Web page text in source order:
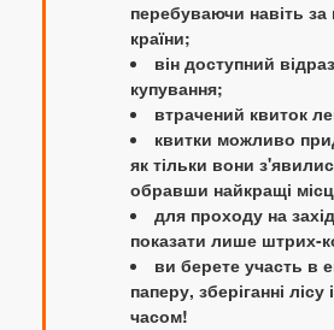
перебуваючи навіть
країни;
він доступний
купування;
втрачений квиток
квитки можливо
як тільки вони
обравши найкращі
для проходу на
показати лише штрих-
ви берете участь в
паперу, зберіганні
часом!